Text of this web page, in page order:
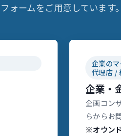
ォームをご用意しています。
企業の
代理店 /
企業・
企画コン
らからお
※オウン